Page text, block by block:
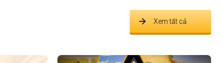
Xem tất cả